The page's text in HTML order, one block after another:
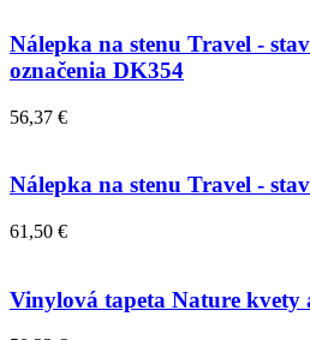
Nálepka na stenu Travel -
označenia DK354
56,37 €
Nálepka na stenu Travel -
61,50 €
Vinylová tapeta Nature kvety